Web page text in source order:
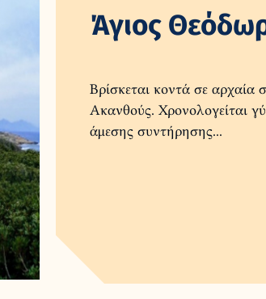
Άγιος
Βρίσκεται κοντά σε
Ακανθούς. Χρονολογείται
άμεσης συντήρησης...